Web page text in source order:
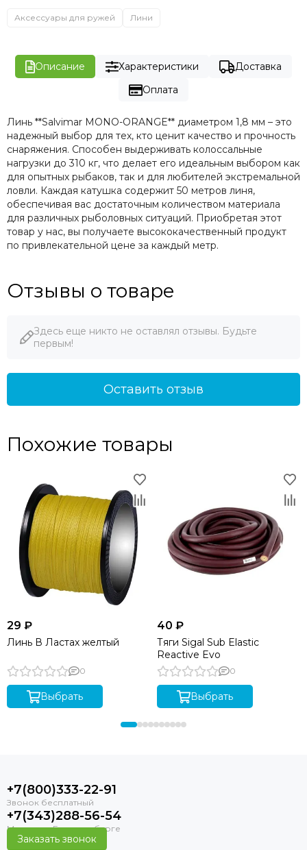
Аксессуары для ружей Лини
Описание Характеристики
Доставка
Оплата
Линь **Salvimar MONO-ORANGE** диаметром 1,8 мм – это
надежный выбор для тех, кто ценит качество и прочность
снаряжения. Способен выдерживать колоссальные
нагрузки до 310 кг, что делает его идеальным выбором как
для опытных рыбаков, так и для любителей экстремальной
ловли. Каждая катушка содержит 50 метров линя,
обеспечивая вас достаточным количеством материала
для различных рыболовных ситуаций. Приобретая этот
товар у нас, вы получаете высококачественный продукт
по привлекательной цене за каждый метр.
Отзывы о товаре
Здесь еще никто не оставлял отзывы. Будьте
первым!
Оставить отзыв
Похожие товары
29 ₽
Линь В Ластах желтый
0
Выбрать
40 ₽
Тяги Sigal Sub Elastic
Reactive Evo
0
Выбрать
+7(800)333-22-91
+7(343)288-56-54
Заказать звонок